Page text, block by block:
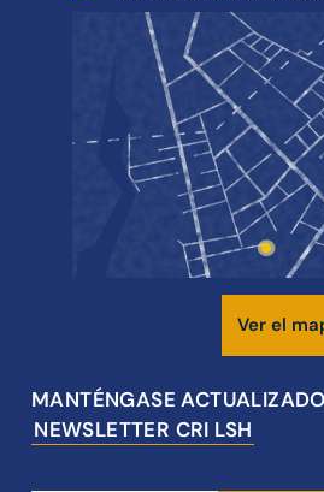
Ver el
MANTÉNGASE
NEWSLETTER CRI LSH